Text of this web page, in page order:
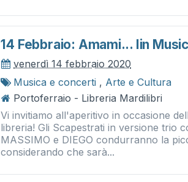
14 Febbraio: Amami... Iin
venerdì 14 febbraio 2020
Musica e concerti , Arte e Cultura
Portoferraio - Libreria Mardilibri
Vi invitiamo all'aperitivo in occasione
libreria! Gli Scapestrati in versione trio
MASSIMO e DIEGO condurranno la
considerando che sarà...